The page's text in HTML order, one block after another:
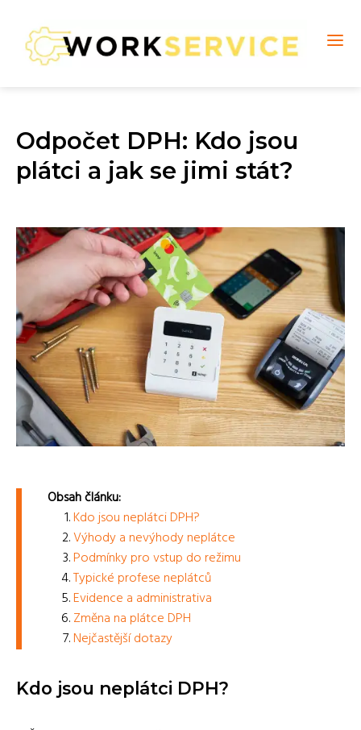
Odpočet DPH: Kdo jsou
plátci a jak se jimi stát?
Obsah článku:
Kdo jsou neplátci DPH?
Výhody a nevýhody neplátce
Podmínky pro vstup do režimu
Typické profese neplátců
Evidence a administrativa
Změna na plátce DPH
Nejčastější dotazy
Kdo jsou neplátci DPH?